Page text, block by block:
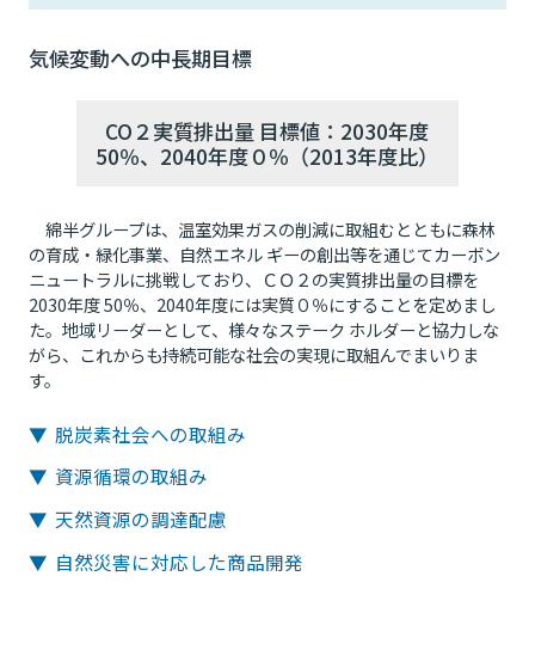
気候変動への中長期目標
CO２実質排出量 目標値：2030年度
50％、2040年度０％（2013年度比）
綿半グループは、温室効果ガスの削減に取組むとともに森林
の育成・緑化事業、自然エネル ギーの創出等を通じてカーボン
ニュートラルに挑戦しており、ＣＯ２の実質排出量の目標を
2030年度 50％、2040年度には実質０％にすることを定めまし
た。地域リーダーとして、様々なステーク ホルダーと協力しな
がら、これからも持続可能な社会の実現に取組んでまいりま
す。
▼ 脱炭素社会への取組み
▼ 資源循環の取組み
▼ 天然資源の調達配慮
▼ 自然災害に対応した商品開発